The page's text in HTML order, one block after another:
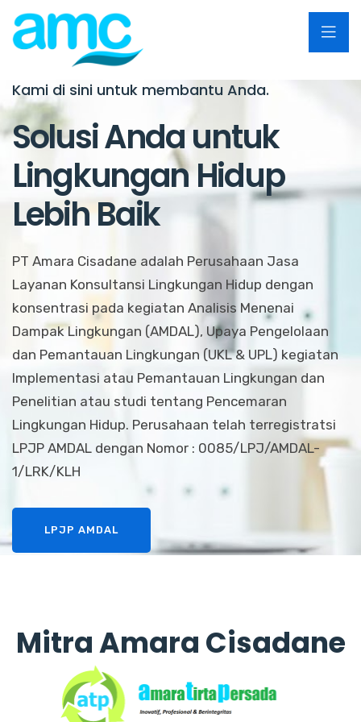
Kami di sini untuk membantu Anda.
Solusi Anda untuk
Lingkungan Hidup
Lebih Baik
PT Amara Cisadane adalah Perusahaan Jasa
Layanan Konsultansi Lingkungan Hidup dengan
konsentrasi pada kegiatan Analisis Menenai
Dampak Lingkungan (AMDAL), Upaya Pengelolaan
dan Pemantauan Lingkungan (UKL & UPL) kegiatan
Implementasi atau Pemantauan Lingkungan dan
Penelitian atau studi tentang Pencemaran
Lingkungan Hidup. Perusahaan telah terregistratsi
LPJP AMDAL dengan Nomor : 0085/LPJ/AMDAL-
1/LRK/KLH
LPJP AMDAL
Mitra Amara Cisadane